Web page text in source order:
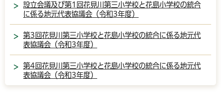
設立会議及び第1回花見川第三小学校と花島小学校の統合
に係る地元代表協議会（令和3年度）
第3回花見川第三小学校と花島小学校の統合に係る地元代
表協議会（令和3年度）
第4回花見川第三小学校と花島小学校の統合に係る地元代
表協議会（令和3年度）